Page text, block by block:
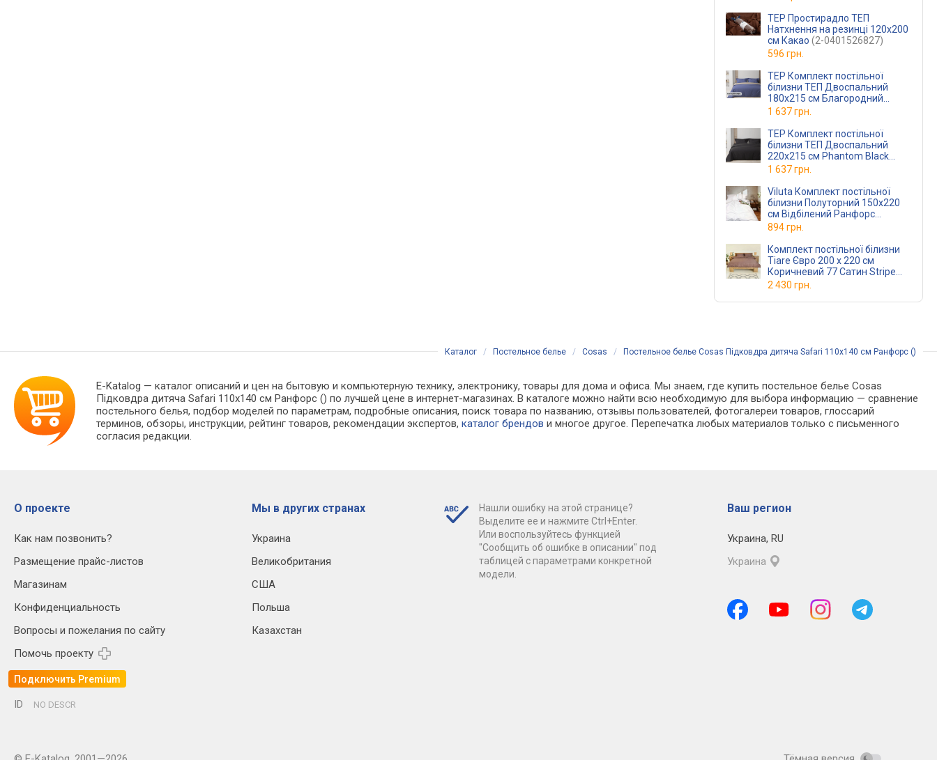
TEP Простирадло ТЕП
Натхнення на резинці 120x200
см Какао (2-0401526827)
596 грн.
TEP Комплект постільної
білизни ТЕП Двоспальний
180х215 см Благородний
сапфір Бавовняна бязь
1 637 грн.
TEP Комплект постільної
білизни ТЕП Двоспальний
220x215 см Phantom Black
(2-0169129197)
1 637 грн.
Viluta Комплект постільної
білизни Полуторний 150x220
см Відбілений Ранфорс
(rfrswhitepl)
894 грн.
Комплект постільної білизни
Tiare Євро 200 x 220 см
Коричневий 77 Сатин Stripe
(77Stripeev)
2 430 грн.
Каталог / Постельное белье / Cosas / Постельное белье Cosas Підковдра дитяча Safari 110x140 см Ранфорс ()
E-Katalog — каталог описаний и цен на бытовую и компьютерную технику, электронику, товары для дома и офиса. Мы знаем, где купить постельное белье Cosas
Підковдра дитяча Safari 110x140 см Ранфорс () по лучшей цене в интернет-магазинах. В каталоге можно найти всю необходимую для выбора информацию — сравнение
постельного белья, подбор моделей по параметрам, подробные описания, поиск товара по названию, отзывы пользователей, фотогалереи товаров, глоссарий
терминов, обзоры, инструкции, рейтинг товаров, рекомендации экспертов,каталог брендов и многое другое. Перепечатка любых материалов только с письменного
согласия редакции.
О проекте
Как нам позвонить?
Размещение прайс-листов
Магазинам
Конфиденциальность
Вопросы и пожелания по сайту
Помочь проекту
Подключить Premium
Мы в других странах
Украина
Великобритания
США
Польша
Казахстан
Нашли ошибку на этой странице?
Выделите ее и нажмите Ctrl+Enter.
Или воспользуйтесь функцией
"Сообщить об ошибке в описании" под
таблицей с параметрами конкретной
модели.
Ваш регион
Украина, RU
Украина
ID NO DESCR